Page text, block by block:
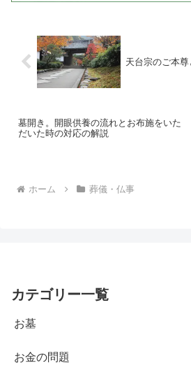
天台宗のご本
墓開き。開眼供養の流れとお布施をいた
だいた時の対応の解説
ホーム 葬儀・仏事
カテゴリー一覧
お墓
お金の問題